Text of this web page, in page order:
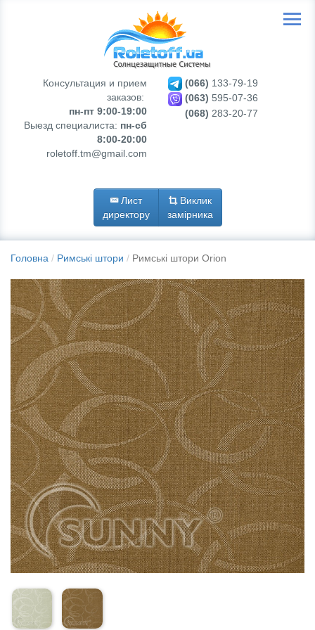
Консультация и прием
заказов:
пн-пт 9:00-19:00
Выезд специалиста: пн-сб
8:00-20:00
roletoff.tm@gmail.com
(066) 133-79-19
(063) 595-07-36
(068) 283-20-77
Лист
директору
Виклик
замірника
Головна Римські штори Римські штори Orion